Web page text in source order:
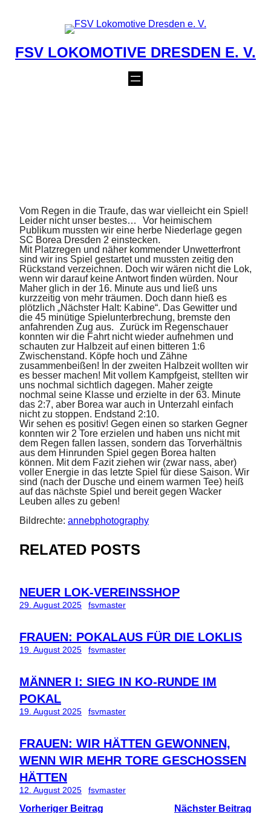
FSV LOKOMOTIVE DRESDEN E. V.
Vom Regen in die Traufe, das war vielleicht ein Spiel!
Leider nicht unser bestes… Vor heimischem
Publikum mussten wir eine herbe Niederlage gegen
SC Borea Dresden 2 einstecken.
Mit Platzregen und näher kommender Unwetterfront
sind wir ins Spiel gestartet und mussten zeitig den
Rückstand verzeichnen. Doch wir wären nicht die Lok,
wenn wir darauf keine Antwort finden würden. Nour
Maher glich in der 16. Minute aus und ließ uns
kurzzeitig von mehr träumen. Doch dann hieß es
plötzlich „Nächster Halt: Kabine“. Das Gewitter und
die 45 minütige Spielunterbrechung, bremste den
anfahrenden Zug aus. Zurück im Regenschauer
konnten wir die Fahrt nicht wieder aufnehmen und
schauten zur Halbzeit auf einen bitteren 1:6
Zwischenstand. Köpfe hoch und Zähne
zusammenbeißen! In der zweiten Halbzeit wollten wir
es besser machen! Mit vollem Kampfgeist, stellten wir
uns nochmal sichtlich dagegen. Maher zeigte
nochmal seine Klasse und erzielte in der 63. Minute
das 2:7, aber Borea war auch in Unterzahl einfach
nicht zu stoppen. Endstand 2:10.
Wir sehen es positiv! Gegen einen so starken Gegner
konnten wir 2 Tore erzielen und haben uns nicht mit
dem Regen fallen lassen, sondern das Torverhältnis
aus dem Hinrunden Spiel gegen Borea halten
können. Mit dem Fazit ziehen wir (zwar nass, aber)
voller Energie in das letzte Spiel für diese Saison. Wir
sind (nach der Dusche und einem warmen Tee) heiß
auf das nächste Spiel und bereit gegen Wacker
Leuben alles zu geben!
Bildrechte: annebphotography
RELATED POSTS
NEUER LOK-VEREINSSHOP
29. August 2025 fsvmaster
FRAUEN: POKALAUS FÜR DIE LOKLIS
19. August 2025 fsvmaster
MÄNNER I: SIEG IN KO-RUNDE IM
POKAL
19. August 2025 fsvmaster
FRAUEN: WIR HÄTTEN GEWONNEN,
WENN WIR MEHR TORE GESCHOSSEN
HÄTTEN
12. August 2025 fsvmaster
Vorheriger Beitrag Nächster Beitrag